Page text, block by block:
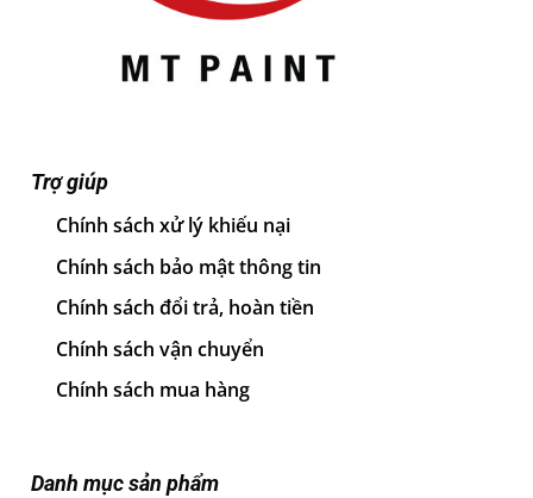
Trợ giúp
Chính sách xử lý khiếu nại
Chính sách bảo mật thông tin
Chính sách đổi trả, hoàn tiền
Chính sách vận chuyển
Chính sách mua hàng
Danh mục sản phẩm